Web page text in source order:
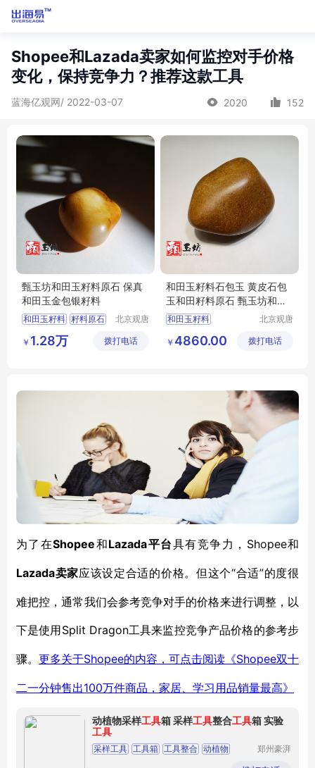
Shopee和Lazada卖家如何监控对手价格
变化，保持竞争力？推荐这款工具
蓝海亿观网/ 2022-03-07 2020 152
甄玉坊和田玉籽料原石 保真
和田玉金包银籽料
和田玉籽料 籽料原石
金包银籽料
北京观唐
有限公司
￥ 1.28万 拨打电话
和田玉籽料石包玉 黄皮石包
玉和田籽料原石 甄玉坊和田
玉籽料
和田玉籽料
石包玉 籽料石包玉
北京观唐
有限公司
￥ 4860.00 拨打电话
为了在Shopee和Lazada平台具有竞争力， Shopee和
Lazada卖家应该设定合适的价格。但这个“合适”的度很
难把控，通常我们会参考竞争对手的价格来进行调整，以
下是使用Split Dragon工具来监控竞争产品价格的参考步
骤。 更多关于Shopee的内容，可点击阅读《Shopee双十
二一分钟售出100万件商品，家居、学习用品销量最高》
动植物采样工具箱 采样工具整合工具箱 实验
工具
采样工具 工具箱 工具整合 动植物
郑州豪湃
有限公司